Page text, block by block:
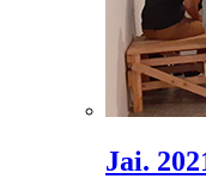
Jai.